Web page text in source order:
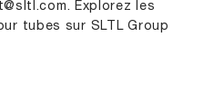
. Explorez les
tubes sur SLTL Group